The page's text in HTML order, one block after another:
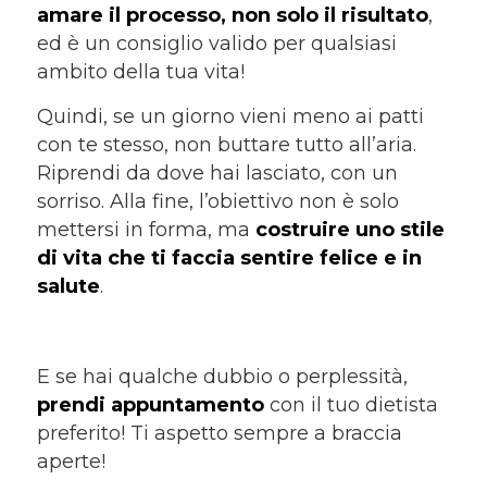
amare il processo, non solo il risultato,
ed è un consiglio valido per qualsiasi
ambito della tua vita!
Quindi, se un giorno vieni meno ai patti
con te stesso, non buttare tutto all’aria.
Riprendi da dove hai lasciato, con un
sorriso. Alla fine, l’obiettivo non è solo
mettersi in forma, ma costruire uno stile
di vita che ti faccia sentire felice e in
salute.
E se hai qualche dubbio o perplessità,
prendi appuntamentocon il tuo dietista
preferito! Ti aspetto sempre a braccia
aperte!